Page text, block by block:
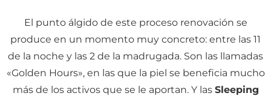
El punto álgido de este proceso renovación se
produce en un momento muy concreto: entre las 11
de la noche y las 2 de la madrugada. Son las llamadas
«Golden Hours», en las que la piel se beneficia mucho
más de los activos que se le aportan. Y las Sleeping